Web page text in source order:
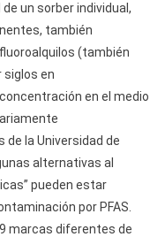
un sorber individual,
también
(también
siglos en
en el medio
de la Universidad de
alternativas al
pueden estar
por PFAS.
marcas diferentes de